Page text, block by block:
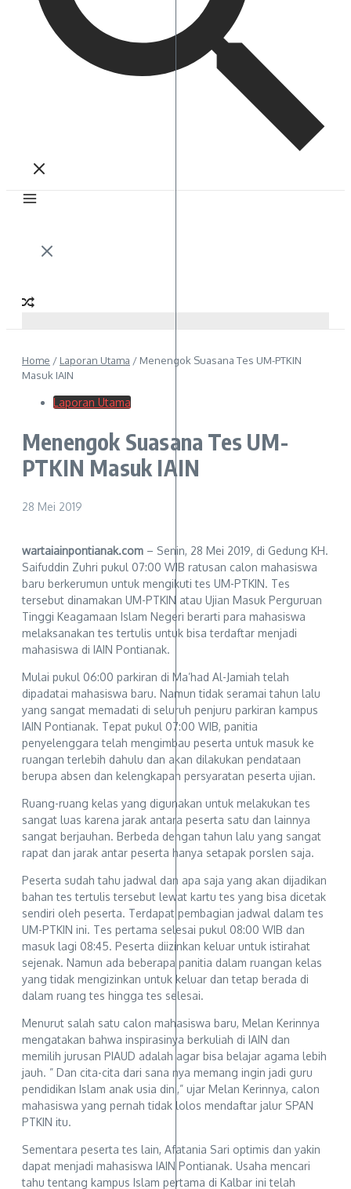
Home / Laporan Utama / Menengok Suasana Tes UM-PTKIN
Masuk IAIN
Laporan Utama
Menengok Suasana Tes UM-
PTKIN Masuk IAIN
28 Mei 2019
wartaiainpontianak.com – Senin, 28 Mei 2019, di Gedung KH.
Saifuddin Zuhri pukul 07:00 WIB ratusan calon mahasiswa
baru berkerumun untuk mengikuti tes UM-PTKIN. Tes
tersebut dinamakan UM-PTKIN atau Ujian Masuk Perguruan
Tinggi Keagamaan Islam Negeri berarti para mahasiswa
melaksanakan tes tertulis untuk bisa terdaftar menjadi
mahasiswa di IAIN Pontianak.
Mulai pukul 06:00 parkiran di Ma’had Al-Jamiah telah
dipadatai mahasiswa baru. Namun tidak seramai tahun lalu
yang sangat memadati di seluruh penjuru parkiran kampus
IAIN Pontianak. Tepat pukul 07:00 WIB, panitia
penyelenggara telah mengimbau peserta untuk masuk ke
ruangan terlebih dahulu dan akan dilakukan pendataan
berupa absen dan kelengkapan persyaratan peserta ujian.
Ruang-ruang kelas yang digunakan untuk melakukan tes
sangat luas karena jarak antara peserta satu dan lainnya
sangat berjauhan. Berbeda dengan tahun lalu yang sangat
rapat dan jarak antar peserta hanya setapak porslen saja.
Peserta sudah tahu jadwal dan apa saja yang akan dijadikan
bahan tes tertulis tersebut lewat kartu tes yang bisa dicetak
sendiri oleh peserta. Terdapat pembagian jadwal dalam tes
UM-PTKIN ini. Tes pertama selesai pukul 08:00 WIB dan
masuk lagi 08:45. Peserta diizinkan keluar untuk istirahat
sejenak. Namun ada beberapa panitia dalam ruangan kelas
yang tidak mengizinkan untuk keluar dan tetap berada di
dalam ruang tes hingga tes selesai.
Menurut salah satu calon mahasiswa baru, Melan Kerinnya
mengatakan bahwa inspirasinya berkuliah di IAIN dan
memilih jurusan PIAUD adalah agar bisa belajar agama lebih
jauh. ” Dan cita-cita dari sana nya memang ingin jadi guru
pendidikan Islam anak usia dini,” ujar Melan Kerinnya, calon
mahasiswa yang pernah tidak lolos mendaftar jalur SPAN
PTKIN itu.
Sementara peserta tes lain, Afatania Sari optimis dan yakin
dapat menjadi mahasiswa IAIN Pontianak. Usaha mencari
tahu tentang kampus Islam pertama di Kalbar ini telah